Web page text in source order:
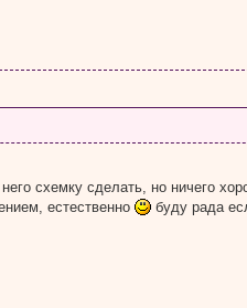
схемку сделать, но ничего
естественно
буду рада